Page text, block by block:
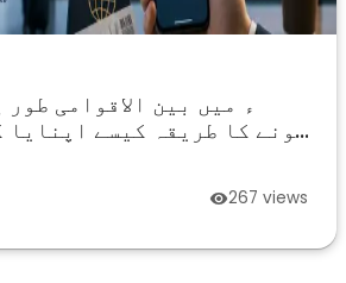
ہونے کا طریقہ کیسے
267 views